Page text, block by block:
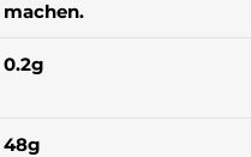
machen.
0.2g
48g